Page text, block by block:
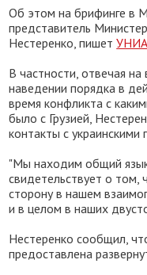
Об этом на брифинге в
представитель
Нестерeнко, пишет
В частности, отвечая на
наведении порядка в
время конфликта с
было с Грузией,
контакты с
"Мы находим общий
свидетельствует о
сторону в нашем
и в целом в наших
Нестеренко сообщил,
предоставлена